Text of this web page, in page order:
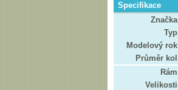
Specifikace
Značka
Typ
Modelový rok
Průměr kol
Rám
Velikosti